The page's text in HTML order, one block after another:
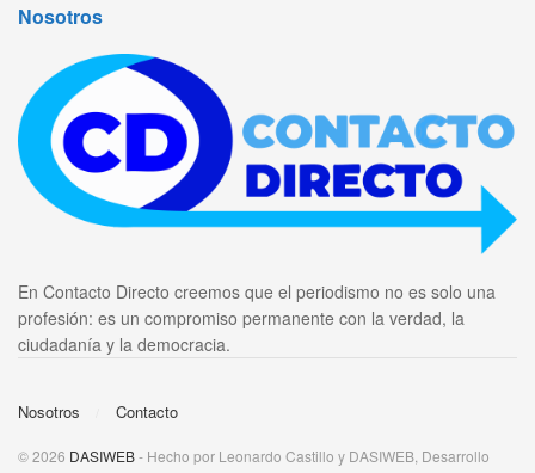
Nosotros
En Contacto Directo creemos que el periodismo no es solo una
profesión: es un compromiso permanente con la verdad, la
ciudadanía y la democracia.
Nosotros Contacto
© 2026 DASIWEB- Hecho por Leonardo Castillo y DASIWEB, Desarrollo